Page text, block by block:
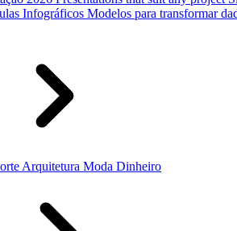
Infográficos Modelos para transformar
Arquitetura Moda Dinheiro